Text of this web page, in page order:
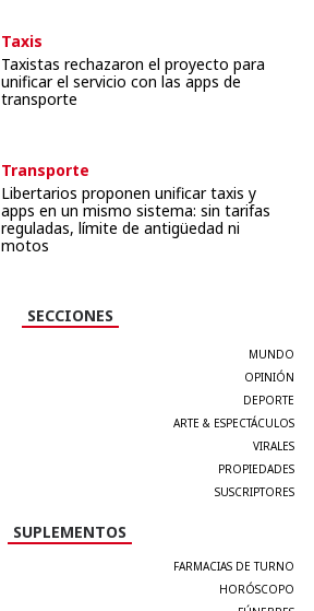
Taxis
Taxistas rechazaron el proyecto para
unificar el servicio con las apps de
transporte
Transporte
Libertarios proponen unificar taxis y
apps en un mismo sistema: sin tarifas
reguladas, límite de antigüedad ni
motos
SECCIONES
MUNDO
OPINIÓN
DEPORTE
ARTE & ESPECTÁCULOS
VIRALES
PROPIEDADES
SUSCRIPTORES
SUPLEMENTOS
FARMACIAS DE TURNO
HORÓSCOPO